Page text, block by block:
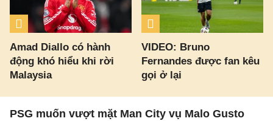
Amad Diallo có hành
động khó hiểu khi rời
Malaysia
VIDEO: Bruno
Fernandes được fan kêu
gọi ở lại
PSG muốn vượt mặt Man City vụ Malo Gusto